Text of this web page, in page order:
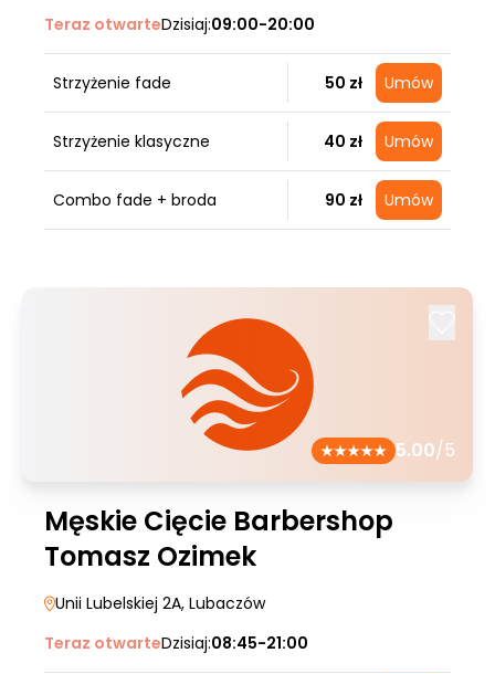
Teraz otwarteDzisiaj:09:00-20:00
Strzyżenie fade 50 zł Umów
Strzyżenie klasyczne 40 zł Umów
Combo fade + broda 90 zł Umów
5.00/5
Męskie Cięcie Barbershop
Tomasz Ozimek
Unii Lubelskiej 2A, Lubaczów
Teraz otwarteDzisiaj:08:45-21:00